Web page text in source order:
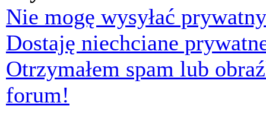
Nie mogę wysyłać
Dostaję niechciane
Otrzymałem spam lub
forum!